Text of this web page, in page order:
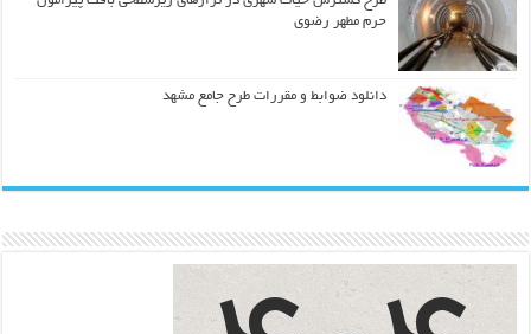
حرم مطهر رضوي
دانلود ضوابط و مقررات طرح جامع مشهد